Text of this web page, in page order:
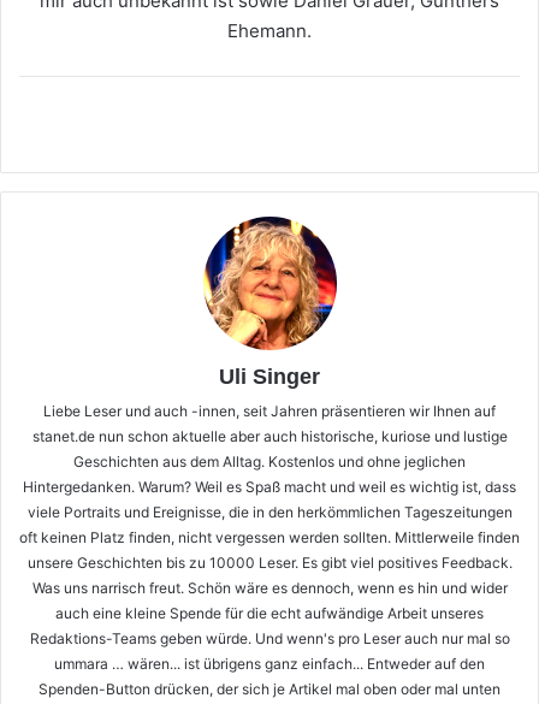
Ehemann.
Uli Singer
Liebe Leser und auch -innen, seit Jahren präsentieren wir Ihnen auf
stanet.de nun schon aktuelle aber auch historische, kuriose und lustige
Geschichten aus dem Alltag. Kostenlos und ohne jeglichen
Hintergedanken. Warum? Weil es Spaß macht und weil es wichtig ist, dass
viele Portraits und Ereignisse, die in den herkömmlichen Tageszeitungen
oft keinen Platz finden, nicht vergessen werden sollten. Mittlerweile finden
unsere Geschichten bis zu 10000 Leser. Es gibt viel positives Feedback.
Was uns narrisch freut. Schön wäre es dennoch, wenn es hin und wider
auch eine kleine Spende für die echt aufwändige Arbeit unseres
Redaktions-Teams geben würde. Und wenn's pro Leser auch nur mal so
ummara … wären... ist übrigens ganz einfach... Entweder auf den
Spenden-Button drücken, der sich je Artikel mal oben oder mal unten